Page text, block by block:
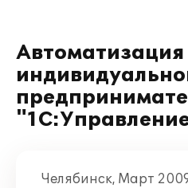
Автоматизация
Челябинск, Март